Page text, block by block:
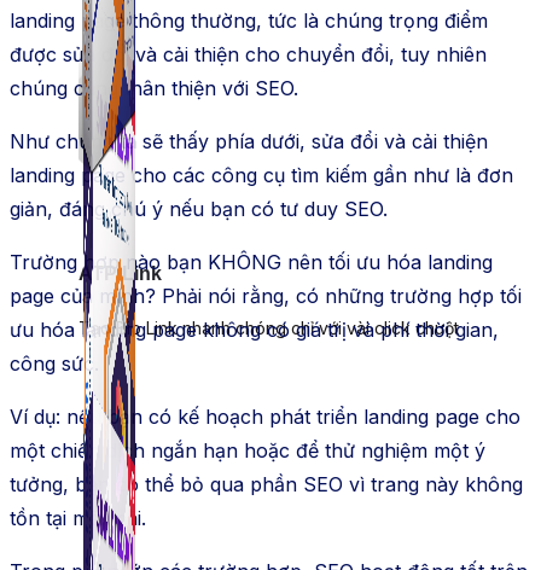
ATP Link
Tạo Bio Link nhanh chóng chỉ với vài click chuột
landing pagethông thường, tức là chúng trọng điểm
được sửa đổi và cải thiện cho chuyển đổi, tuy nhiên
chúng cũng thân thiện với SEO.
Như chúng ta sẽ thấy phía dưới, sửa đổi và cải thiện
landing page cho các công cụ tìm kiếm gần như là đơn
giản, đáng chú ý nếu bạn có tư duy SEO.
Trường hợp nào bạn KHÔNG nên tối ưu hóa landing
page của mình? Phải nói rằng, có những trường hợp tối
ưu hóa landing page không có giá trị và phí thời gian,
công sức.
Ví dụ: nếu bạn có kế hoạch phát triển landing page cho
một chiến dịch ngắn hạn hoặc để thử nghiệm một ý
tưởng, bạn có thể bỏ qua phần SEO vì trang này không
tồn tại mãi mãi.